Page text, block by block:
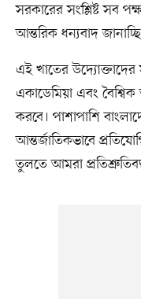
সরকারের সংশ্লিষ্ট সব
আন্তরিক ধন্যবাদ
এই খাতের
একাডেমিয়া এবং
করবে। পাশাপাশি
আন্তর্জাতিকভাবে
তুলতে আমরা